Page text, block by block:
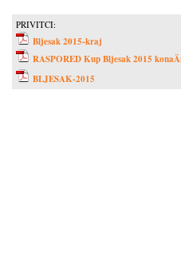
PRIVITCI:
Bljesak 2015-kraj
RASPORED Kup Bljesak 2015
BLJESAK-2015